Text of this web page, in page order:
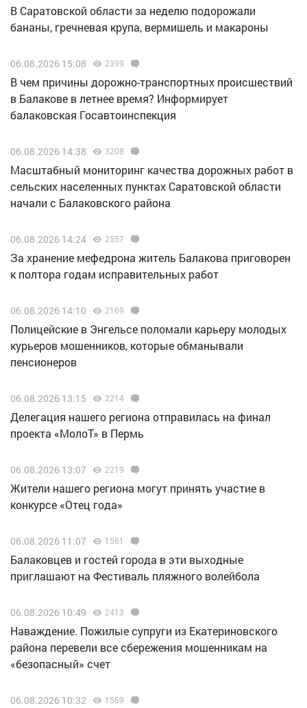
В Саратовской области за неделю подорожали
бананы, гречневая крупа, вермишель и макароны
06.08.2026 15:08 2399
В чем причины дорожно-транспортных происшествий
в Балакове в летнее время? Информирует
балаковская Госавтоинспекция
06.08.2026 14:38 3208
Масштабный мониторинг качества дорожных работ в
сельских населенных пунктах Саратовской области
начали с Балаковского района
06.08.2026 14:24 2557
За хранение мефедрона житель Балакова приговорен
к полтора годам исправительных работ
06.08.2026 14:10 2169
Полицейские в Энгельсе поломали карьеру молодых
курьеров мошенников, которые обманывали
пенсионеров
06.08.2026 13:15 2214
Делегация нашего региона отправилась на финал
проекта «МолоТ» в Пермь
06.08.2026 13:07 2219
Жители нашего региона могут принять участие в
конкурсе «Отец года»
06.08.2026 11:07 1561
Балаковцев и гостей города в эти выходные
приглашают на Фестиваль пляжного волейбола
06.08.2026 10:49 2413
Наваждение. Пожилые супруги из Екатериновского
района перевели все сбережения мошенникам на
«безопасный» счет
06.08.2026 10:32 1569